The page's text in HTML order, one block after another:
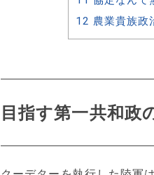
12 農業貴族政
目指す第一共和政